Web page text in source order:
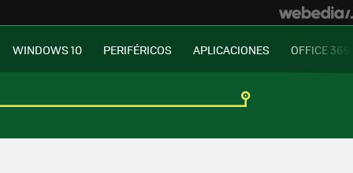
WINDOWS 10 PERIFÉRICOS APLICACIONES OFFICE 365